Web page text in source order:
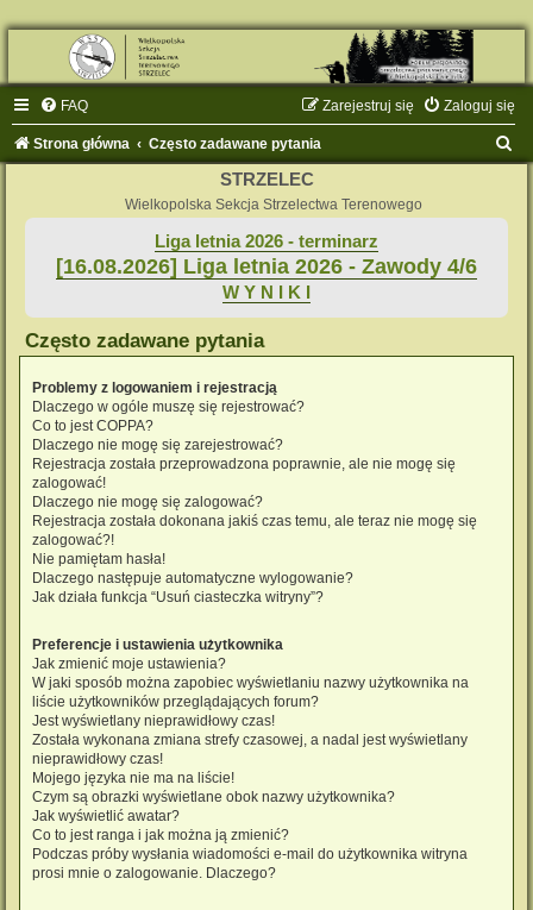
FAQ Zaloguj się
Zarejestruj się
Strona główna Często zadawane pytania
STRZELEC
Wielkopolska Sekcja Strzelectwa Terenowego
Liga letnia 2026 - terminarz
[16.08.2026] Liga letnia 2026 - Zawody 4/6
W Y N I K I
Często zadawane pytania
Problemy z logowaniem i rejestracją
Dlaczego w ogóle muszę się rejestrować?
Co to jest COPPA?
Dlaczego nie mogę się zarejestrować?
Rejestracja została przeprowadzona poprawnie, ale nie mogę się
zalogować!
Dlaczego nie mogę się zalogować?
Rejestracja została dokonana jakiś czas temu, ale teraz nie mogę się
zalogować?!
Nie pamiętam hasła!
Dlaczego następuje automatyczne wylogowanie?
Jak działa funkcja “Usuń ciasteczka witryny”?
Preferencje i ustawienia użytkownika
Jak zmienić moje ustawienia?
W jaki sposób można zapobiec wyświetlaniu nazwy użytkownika na
liście użytkowników przeglądających forum?
Jest wyświetlany nieprawidłowy czas!
Została wykonana zmiana strefy czasowej, a nadal jest wyświetlany
nieprawidłowy czas!
Mojego języka nie ma na liście!
Czym są obrazki wyświetlane obok nazwy użytkownika?
Jak wyświetlić awatar?
Co to jest ranga i jak można ją zmienić?
Podczas próby wysłania wiadomości e-mail do użytkownika witryna
prosi mnie o zalogowanie. Dlaczego?